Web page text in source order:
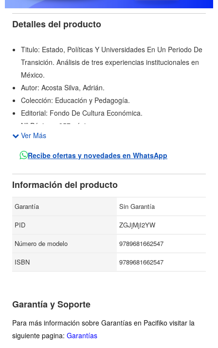
Detalles del producto
Titulo: Estado, Políticas Y Universidades En Un Periodo De
Transición. Análisis de tres experiencias institucionales en
México.
Autor: Acosta Silva, Adrián.
Colección: Educación y Pedagogía.
Editorial: Fondo De Cultura Económica.
Nº Páginas: 357 páginas.
Año de Edición: 2000.
Análisis de algunas ideas y varios hallazgos empíricos en
públicas del país durante el periodo de 1989 a 1994. Con
este estudio comparativo, el autor expone la relación
Ver Más
Recibe ofertas y novedades en WhatsApp
Información del producto
Garantía
Sin Garantía
PID
ZGJjMjI2YW
Número de modelo
9789681662547
ISBN
9789681662547
Garantía y Soporte
Para más información sobre Garantías en Pacifiko visitar la
siguiente pagina: Garantías